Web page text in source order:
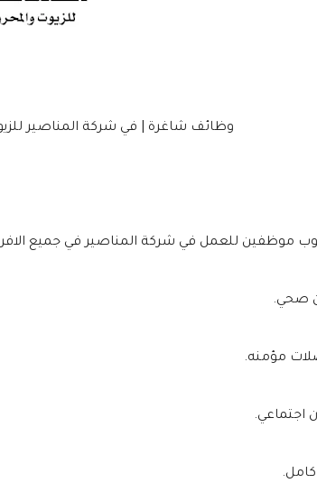
وظائف شاغرة | في شركة المناصير
موظفين للعمل في شركة المناصير في جميع
صحي.
مؤمنه.
اجتماعي.